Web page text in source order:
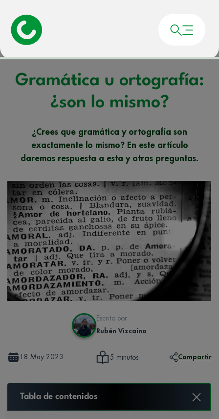
Portada»
Gramática u ortografía:
¿son lo mismo?
¿Crees que gramática y ortografía son
exactamente lo mismo? En este artículo
daremos respuesta a esta y otras preguntas.
Escrito por
Rubén Vizcaíno
18 May 2023 5 minutos Compartir
Tabla de contenidos